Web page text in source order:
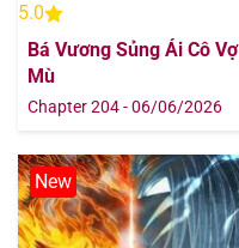
Chapter 193
Chapter 192
Chapter 190
5.0
Bá Vương Sủng Ái Cô Vợ
Mù
Chapter 204 - 06/06/2026
New